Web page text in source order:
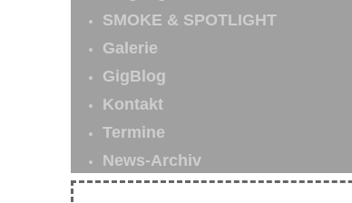
SMOKE & SPOTLIGHT
Galerie
GigBlog
Kontakt
Termine
News-Archiv